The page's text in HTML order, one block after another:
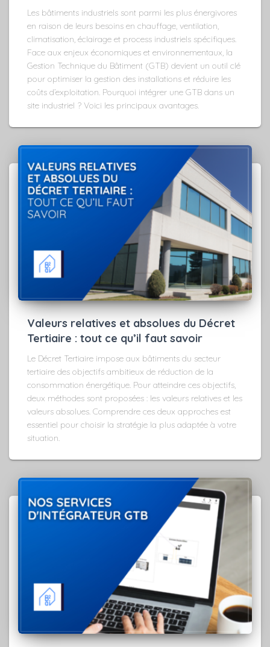
Les bâtiments industriels sont parmi les plus énergivores
en raison de leurs besoins en chauffage, ventilation,
climatisation, éclairage et process industriels spécifiques.
Face aux enjeux économiques et environnementaux, la
Gestion Technique du Bâtiment (GTB) devient un outil clé
pour optimiser la gestion des installations et réduire les
coûts d’exploitation. Pourquoi intégrer une GTB dans un
site industriel ? Voici les principaux avantages.
Valeurs relatives et absolues du Décret
Tertiaire : tout ce qu’il faut savoir
Le Décret Tertiaire impose aux bâtiments du secteur
tertiaire des objectifs ambitieux de réduction de la
consommation énergétique. Pour atteindre ces objectifs,
deux méthodes sont proposées : les valeurs relatives et les
valeurs absolues. Comprendre ces deux approches est
essentiel pour choisir la stratégie la plus adaptée à votre
situation.